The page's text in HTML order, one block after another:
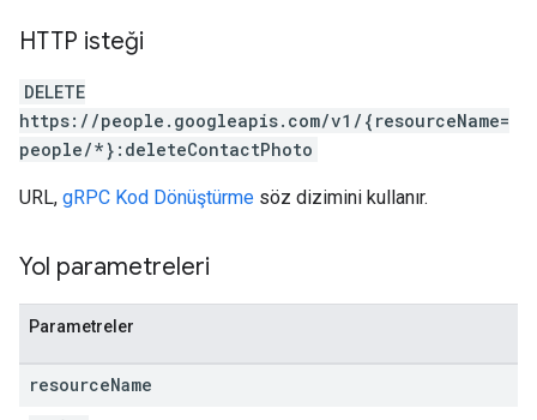
HTTP isteği
DELETE
https://people.googleapis.com/v1/{resourceName=
people/*}:deleteContactPhoto
URL, gRPC Kod Dönüştürme söz dizimini kullanır.
Yol parametreleri
Parametreler
resourceName